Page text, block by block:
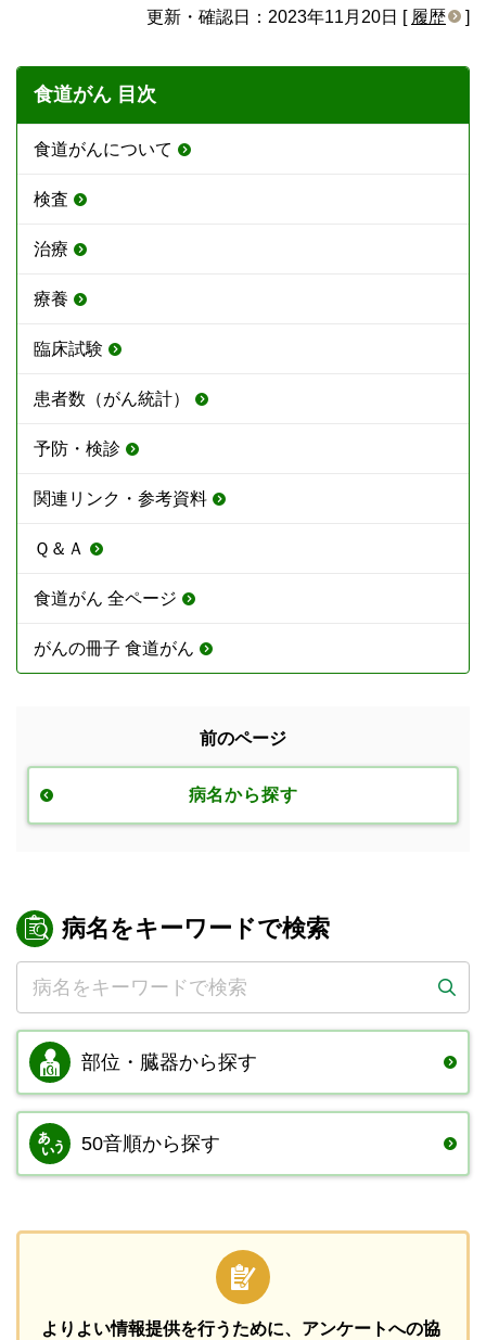
更新・確認日：2023年11月20日 [ 履歴
食道がん 目次
食道がんについて
検査
治療
療養
臨床試験
患者数（がん統計）
予防・検診
関連リンク・参考資料
Ｑ＆Ａ
食道がん 全ページ
がんの冊子 食道がん
前のページ
病名から探す
病名をキーワードで検索
部位・臓器から探す
50音順から探す
よりよい情報提供を行うために、 アンケートへの協